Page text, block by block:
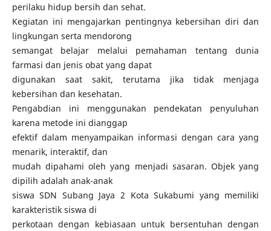
perilaku hidup bersih dan sehat.
Kegiatan ini mengajarkan pentingnya kebersihan diri dan
lingkungan serta mendorong
semangat belajar melalui pemahaman tentang dunia
farmasi dan jenis obat yang dapat
digunakan saat sakit, terutama jika tidak menjaga
kebersihan dan kesehatan.
Pengabdian ini menggunakan pendekatan penyuluhan
karena metode ini dianggap
efektif dalam menyampaikan informasi dengan cara yang
menarik, interaktif, dan
mudah dipahami oleh yang menjadi sasaran. Objek yang
dipilih adalah anak-anak
siswa SDN Subang Jaya 2 Kota Sukabumi yang memiliki
karakteristik siswa di
perkotaan dengan kebiasaan untuk bersentuhan dengan